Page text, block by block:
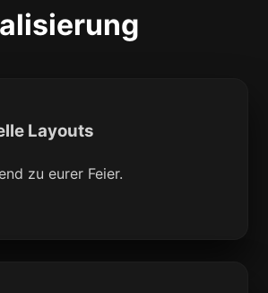
Layouts
zu eurer Feier.